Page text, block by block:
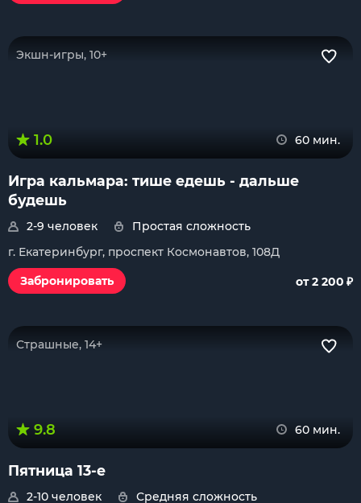
Экшн-игры, 10+
1.0 60 мин.
Игра кальмара: тише едешь - дальше
будешь
2-9 человек
Простая сложность
г. Екатеринбург, проспект Космонавтов, 108Д
Забронировать
от 2 200 ₽
Страшные, 14+
9.8 60 мин.
Пятница 13-е
2-10 человек Средняя сложность